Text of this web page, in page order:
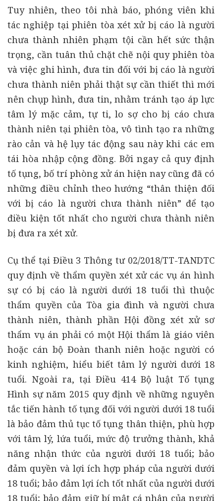
Tuy nhiên, theo tôi nhà báo, phóng viên khi
tác nghiệp tại phiên tòa xét xử bị cáo là người
chưa thành nhiên phạm tội cần hết sức thận
trọng, cần tuân thủ chặt chẽ nội quy phiên tòa
và việc ghi hình, đưa tin đối với bị cáo là người
chưa thành niên phải thật sự cần thiết thì mới
nên chụp hình, đưa tin, nhằm tránh tạo áp lực
tâm lý mặc cảm, tự ti, lo sợ cho bị cáo chưa
thành niên tại phiên tòa, vô tình tạo ra những
rào cản và hệ lụy tác động sau này khi các em
tái hòa nhập cộng đồng. Bởi ngay cả quy định
tố tụng, bố trí phòng xử án hiện nay cũng đã có
những điều chỉnh theo hướng “thân thiện đối
với bị cáo là người chưa thành niên” để tạo
điều kiện tốt nhất cho người chưa thành niên
bị đưa ra xét xử.
Cụ thể tại Điều 3 Thông tư 02/2018/TT-TANDTC
quy định về thẩm quyền xét xử các vụ án hình
sự có bị cáo là người dưới 18 tuổi thì thuộc
thẩm quyền của Tòa gia đình và người chưa
thành niên, thành phần Hội đồng xét xử sơ
thẩm vụ án phải có một Hội thẩm là giáo viên
hoặc cán bộ Đoàn thanh niên hoặc người có
kinh nghiệm, hiểu biết tâm lý người dưới 18
tuổi. Ngoài ra, tại Điều 414 Bộ luật Tố tụng
Hình sự năm 2015 quy định về những nguyên
tắc tiến hành tố tụng đối với người dưới 18 tuổi
là bảo đảm thủ tục tố tụng thân thiện, phù hợp
với tâm lý, lứa tuổi, mức độ trưởng thành, khả
năng nhận thức của người dưới 18 tuổi; bảo
đảm quyền và lợi ích hợp pháp của người dưới
18 tuổi; bảo đảm lợi ích tốt nhất của người dưới
18 tuổi; bảo đảm giữ bí mật cá nhân của người